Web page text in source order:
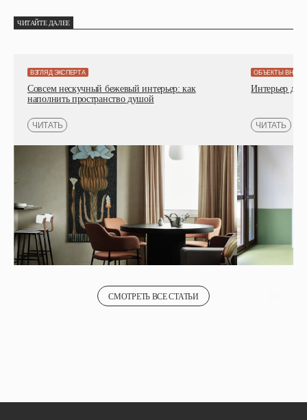
ЧИТАЙТЕ ДАЛЕЕ
Совсем нескучный бежевый интерьер: как
наполнить пространство душой
ВЗГЛЯД ЭКСПЕРТА
Интерьер
ОБЪЕКТЫ
СМОТРЕТЬ ВСЕ СТАТЬИ